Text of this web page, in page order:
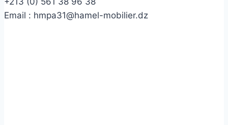
Email : hmpa31@hamel-mobilier.dz